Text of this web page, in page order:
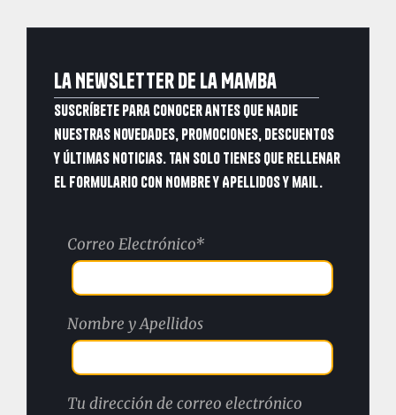
La Newsletter de La Mamba
Suscríbete para conocer antes que nadie
nuestras novedades, promociones, descuentos
y últimas noticias. Tan solo tienes que rellenar
el formulario con Nombre y Apellidos y mail.
Correo Electrónico*
Nombre y Apellidos
Tu dirección de correo electrónico